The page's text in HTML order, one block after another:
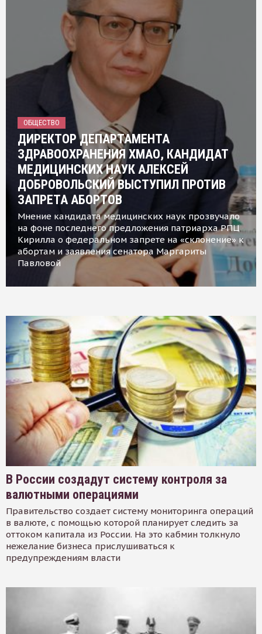
ОБЩЕСТВО
ДИРЕКТОР ДЕПАРТАМЕНТА
ЗДРАВООХРАНЕНИЯ ХМАО, КАНДИДАТ
МЕДИЦИНСКИХ НАУК АЛЕКСЕЙ
ДОБРОВОЛЬСКИЙ ВЫСТУПИЛ ПРОТИВ
ЗАПРЕТА АБОРТОВ
Мнение кандидата медицинских наук прозвучало
на фоне последнего предложения патриарха РПЦ
Кирилла о федеральном запрете на «склонение» к
абортам и заявления сенатора Маргариты
Павловой
В России создадут систему контроля за
валютными операциями
Правительство создает систему мониторинга операций
в валюте, с помощью которой планирует следить за
оттоком капитала из России. На это кабмин толкнуло
нежелание бизнеса прислушиваться к
предупреждениям власти